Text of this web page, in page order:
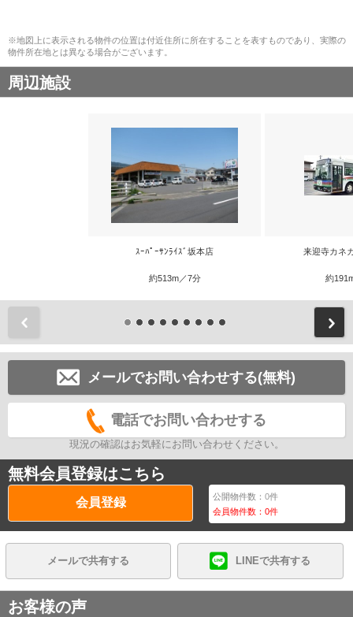
※地図上に表示される物件の位置は付近住所に所在することを表すものであり、実際の
物件所在地とは異なる場合がございます。
周辺施設
ｽｰﾊﾟｰｻﾝﾗｲｽﾞ坂本店
約513m／7分
来迎寺カネ
約
メールでお問い合わせする(無料)
電話でお問い合わせする
現況の確認はお気軽にお問い合わせください。
無料会員登録はこちら
会員登録 公開物件数：0件
会員物件数：0件
メールで共有する LINEで共有する
お客様の声